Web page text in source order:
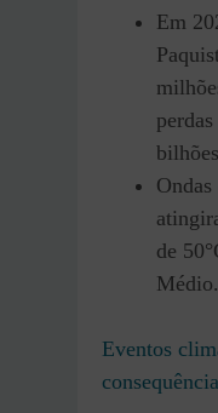
Em
de
Médio.
Eventos